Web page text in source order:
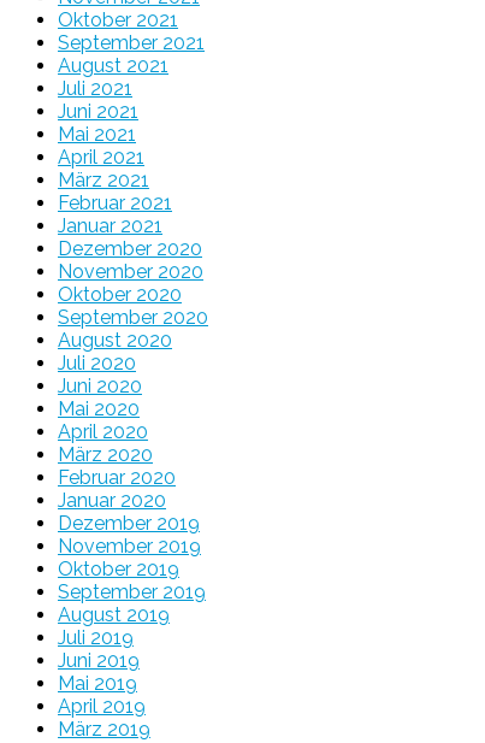
Oktober 2021
September 2021
August 2021
Juli 2021
Juni 2021
Mai 2021
April 2021
März 2021
Februar 2021
Januar 2021
Dezember 2020
November 2020
Oktober 2020
September 2020
August 2020
Juli 2020
Juni 2020
Mai 2020
April 2020
März 2020
Februar 2020
Januar 2020
Dezember 2019
November 2019
Oktober 2019
September 2019
August 2019
Juli 2019
Juni 2019
Mai 2019
April 2019
März 2019